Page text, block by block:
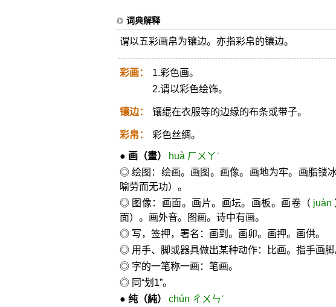
词典解释
谓以五彩画帛为镶边。亦指彩帛的镶边。
彩画：
1.彩色画。
2.谓以彩色绘饰。
镶边： 镶绲在衣服等的边缘的布条或带子。
彩帛： 彩色丝绸。
● 画（畫）
huà ㄏㄨㄚˋ
◎ 绘图：绘画。画图。画像。画地为牢。画脂镂
喻劳而无功）。
◎ 图像：画面。画片。画坛。画板。画卷（ juàn
面）。画外音。图画。诗中有画。
◎ 写，签押，署名：画到。画卯。画押。画供。
◎ 用手、脚或器具做出某种动作：比画。指手画脚
◎ 字的一笔称一画：笔画。
◎ 同“划1”。
● 纯（純）
chún ㄔㄨㄣˊ